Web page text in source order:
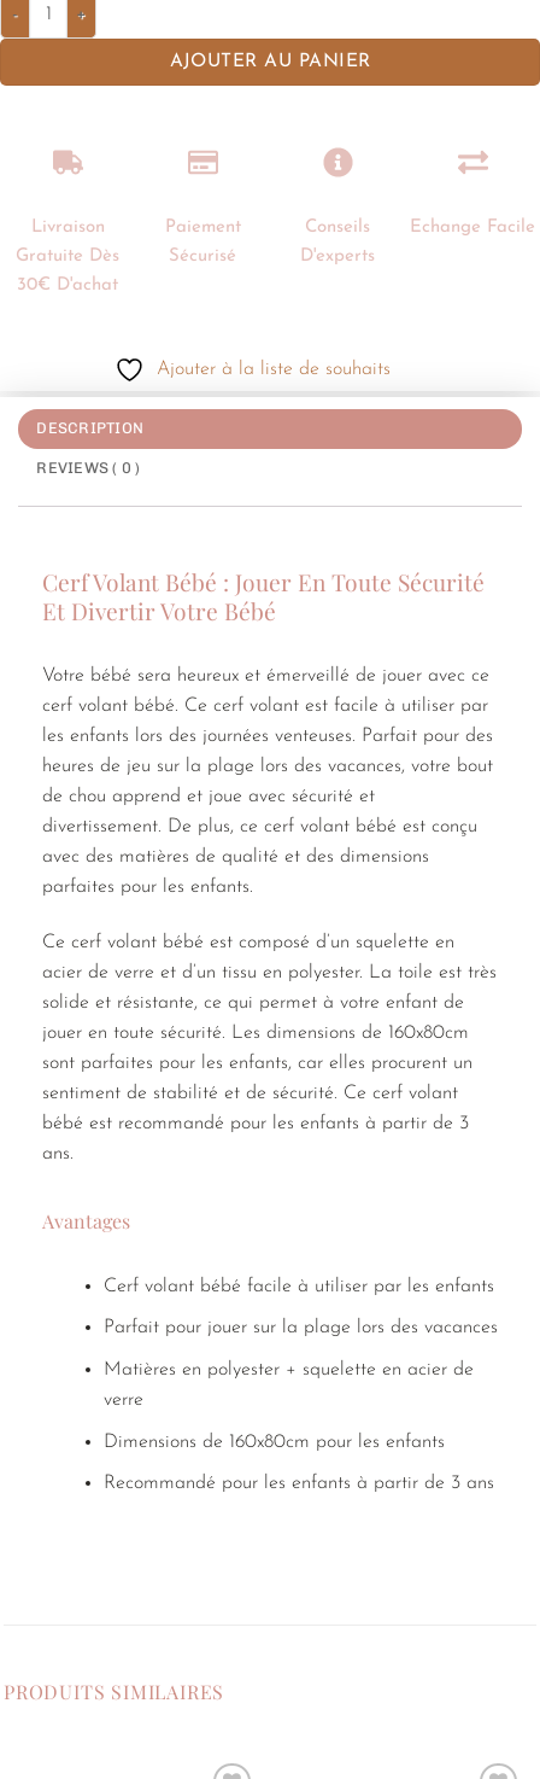
AJOUTER AU PANIER
Livraison
Gratuite Dès
30€ D'achat
Paiement
Sécurisé
Conseils
D'experts
Echange Facile
Ajouter à la liste de souhaits
DESCRIPTION
REVIEWS ( 0 )
Cerf Volant Bébé : Jouer En Toute Sécurité
Et Divertir Votre Bébé
Votre bébé sera heureux et émerveillé de jouer avec ce
cerf volant bébé. Ce cerf volant est facile à utiliser par
les enfants lors des journées venteuses. Parfait pour des
heures de jeu sur la plage lors des vacances, votre bout
de chou apprend et joue avec sécurité et
divertissement. De plus, ce cerf volant bébé est conçu
avec des matières de qualité et des dimensions
parfaites pour les enfants.
Ce cerf volant bébé est composé d’un squelette en
acier de verre et d’un tissu en polyester. La toile est très
solide et résistante, ce qui permet à votre enfant de
jouer en toute sécurité. Les dimensions de 160x80cm
sont parfaites pour les enfants, car elles procurent un
sentiment de stabilité et de sécurité. Ce cerf volant
bébé est recommandé pour les enfants à partir de 3
ans.
Avantages
Cerf volant bébé facile à utiliser par les enfants
Parfait pour jouer sur la plage lors des vacances
Matières en polyester + squelette en acier de
verre
Dimensions de 160x80cm pour les enfants
Recommandé pour les enfants à partir de 3 ans
PRODUITS SIMILAIRES